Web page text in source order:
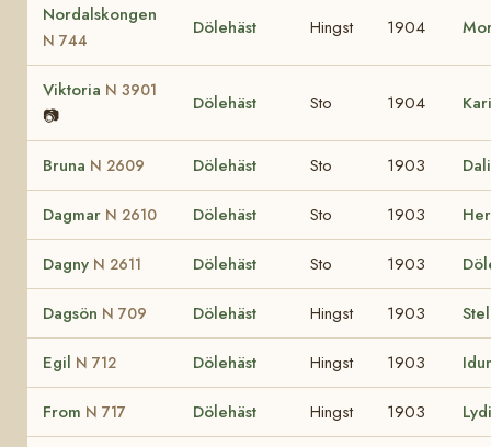
Nordalskongen
N 744
Dölehäst Hingst 1904
Viktoria N 3901
📷
Dölehäst Sto 1904
Bruna N 2609 Dölehäst Sto 1903
Dagmar N 2610 Dölehäst Sto 1903
Dagny N 2611 Dölehäst Sto 1903
Dagsön N 709 Dölehäst Hingst 1903
Egil N 712 Dölehäst Hingst 1903
From N 717 Dölehäst Hingst 1903